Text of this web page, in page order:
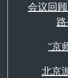
会议回
“京
北京